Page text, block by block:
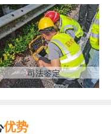
司法鉴定
优势